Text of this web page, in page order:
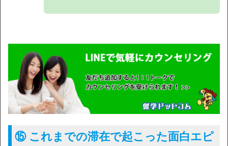
⑮ これまでの滞在で起こった面白エピ